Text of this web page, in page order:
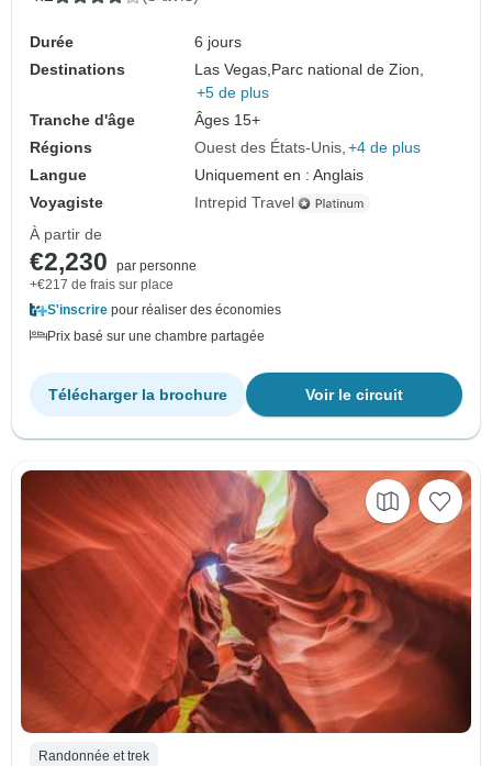
Durée
6 jours
Destinations
Las Vegas, Parc national de Zion,
+5 de plus
Tranche d'âge
Âges 15+
Régions
Ouest des États-Unis +4 de plus
Langue
Uniquement en : Anglais
Voyagiste
Intrepid Travel
À partir de
€2,230
par personne
+€217 de frais sur place
S'inscrire pour réaliser des économies
Prix basé sur une chambre partagée
Voir le circuit
Télécharger la brochure
Randonnée et trek